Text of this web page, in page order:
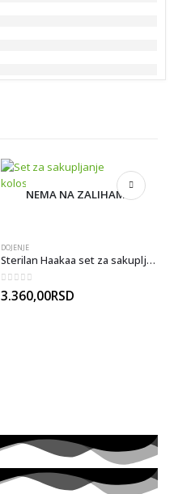
NEMA NA ZALIHAMA
DOJENJE
Sterilan Haakaa set za sakupljanje kolostruma
0out of 5
3.360,00RSD